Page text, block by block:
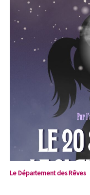
Le Département des Rêves